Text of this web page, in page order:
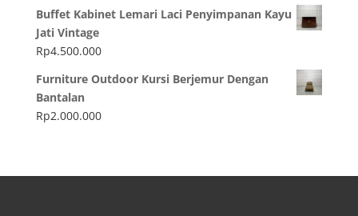
Buffet Kabinet Lemari Laci Penyimpanan Kayu
Jati Vintage
Rp4.500.000
Furniture Outdoor Kursi Berjemur Dengan
Bantalan
Rp2.000.000